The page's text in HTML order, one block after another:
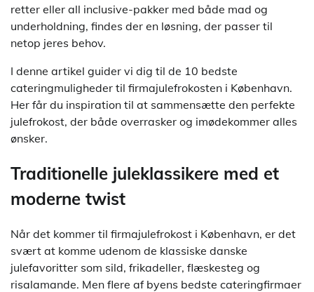
retter eller all inclusive-pakker med både mad og
underholdning, findes der en løsning, der passer til
netop jeres behov.
I denne artikel guider vi dig til de 10 bedste
cateringmuligheder til firmajulefrokosten i København.
Her får du inspiration til at sammensætte den perfekte
julefrokost, der både overrasker og imødekommer alles
ønsker.
Traditionelle juleklassikere med et
moderne twist
Når det kommer til firmajulefrokost i København, er det
svært at komme udenom de klassiske danske
julefavoritter som sild, frikadeller, flæskesteg og
risalamande. Men flere af byens bedste cateringfirmaer